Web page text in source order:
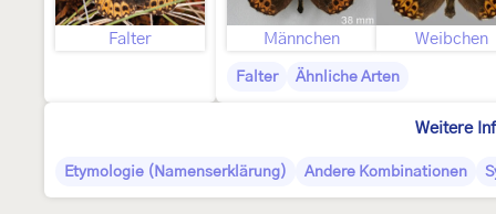
Falter Männchen Weibchen
Falter Ähnliche Arten
Weitere
Etymologie (Namenserklärung) Andere Kombinationen